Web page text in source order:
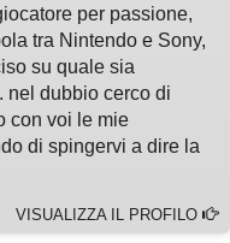
per passione,
tra Nintendo e Sony,
su quale sia
nel dubbio cerco di
con voi le mie
di spingervi a dire la
VISUALIZZA IL PROFILO